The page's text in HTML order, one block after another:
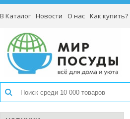
В Каталог Новости О нас Как купить?